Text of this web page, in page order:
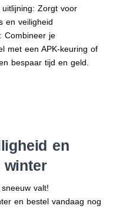
Zorgt voor
en veiligheid
Combineer je
met een APK-keuring of
bespaar tijd en geld.
en
winter
valt!
en bestel vandaag nog